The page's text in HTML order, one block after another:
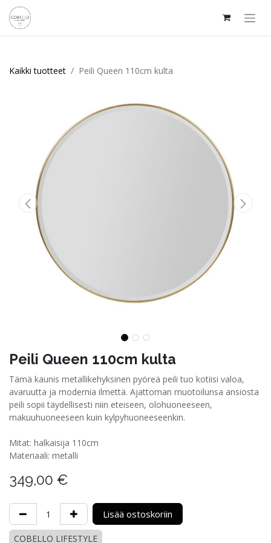
Kaikki tuotteet Peili Queen 110cm kulta
Peili Queen 110cm kulta
Tämä kaunis metallikehyksinen pyöreä peili tuo kotiisi valoa,
avaruutta ja modernia ilmettä. Ajattoman muotoilunsa ansiosta
peili sopii täydellisesti niin eteiseen, olohuoneeseen,
makuuhuoneeseen kuin kylpyhuoneeseenkin.
Mitat: halkaisija 110cm
Materiaali: metalli
349,00 €
Lisää ostoskoriin
COBELLO LIFESTYLE